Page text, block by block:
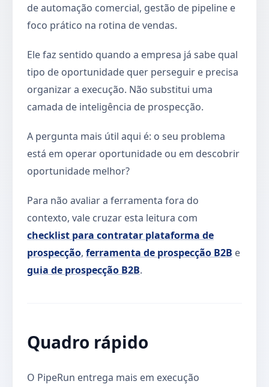
de automação comercial, gestão de pipeline e
foco prático na rotina de vendas.
Ele faz sentido quando a empresa já sabe qual
tipo de oportunidade quer perseguir e precisa
organizar a execução. Não substitui uma
camada de inteligência de prospecção.
A pergunta mais útil aqui é: o seu problema
está em operar oportunidade ou em descobrir
oportunidade melhor?
Para não avaliar a ferramenta fora do
contexto, vale cruzar esta leitura com
checklist para contratar plataforma de
prospecção, ferramenta de prospecção B2B e
guia de prospecção B2B.
Quadro rápido
O PipeRun entrega mais em execução